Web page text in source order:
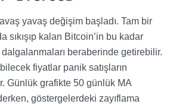
yavaş değişim başladı. Tam bir
sıkışıp kalan Bitcoin’in bu kadar
beraberinde getirebilir.
fiyatlar panik satışların
Günlük grafikte 50 günlük MA
göstergelerdeki zayıflama